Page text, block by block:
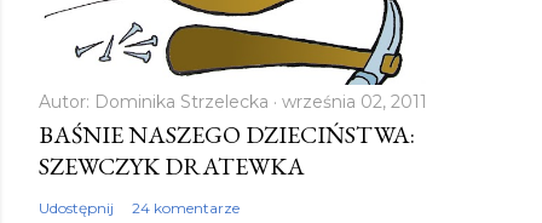
Autor: Dominika Strzelecka września 02, 2011
BAŚNIE NASZEGO DZIECIŃSTWA:
SZEWCZYK DRATEWKA
Udostępnij 24 komentarze